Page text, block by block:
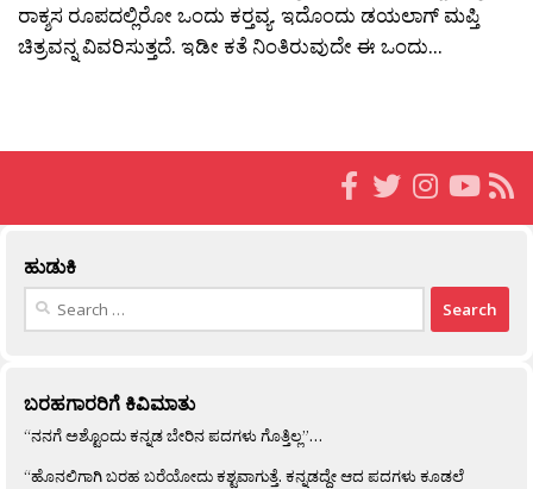
ರಾಕ್ಶಸ ರೂಪದಲ್ಲಿರೋ ಒಂದು ಕರ‍್ತವ್ಯ. ಇದೊಂದು ಡಯಲಾಗ್ ಮಪ್ತಿ
ಚಿತ್ರವನ್ನ ವಿವರಿಸುತ್ತದೆ. ಇಡೀ ಕತೆ ನಿಂತಿರುವುದೇ ಈ ಒಂದು...
ಹುಡುಕಿ
Search
ಬರಹಗಾರರಿಗೆ ಕಿವಿಮಾತು
“ನನಗೆ ಅಶ್ಟೊಂದು ಕನ್ನಡ ಬೇರಿನ ಪದಗಳು ಗೊತ್ತಿಲ್ಲ”…
“ಹೊನಲಿಗಾಗಿ ಬರಹ ಬರೆಯೋದು ಕಶ್ಟವಾಗುತ್ತೆ. ಕನ್ನಡದ್ದೇ ಆದ ಪದಗಳು ಕೂಡಲೆ